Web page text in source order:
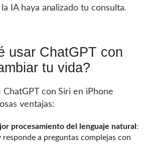
IA haya analizado tu consulta.
usar ChatGPT con
tu vida?
ChatGPT con Siri en iPhone
ventajas:
procesamiento del lenguaje natural :
responde a preguntas complejas con